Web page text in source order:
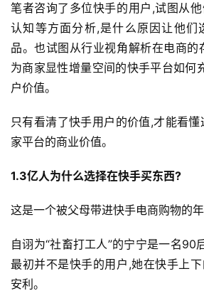
笔者咨询了多位快手的用户,试图从
认知等方面分析,是什么原因让他们
品。也试图从行业视角解析在电商的
为商家显性增量空间的快手平台如何
户价值。
只有看清了快手用户的价值,才能看懂
家平台的商业价值。
1.3亿人为什么选择在快手买东西?
这是一个被父母带进快手电商购物的年
自诩为“社畜打工人”的宁宁是一名90
最初并不是快手的用户,她在快手上
安利。